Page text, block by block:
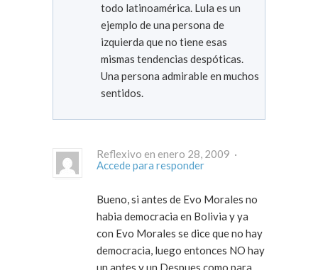
todo latinoamérica. Lula es un
ejemplo de una persona de
izquierda que no tiene esas
mismas tendencias despóticas.
Una persona admirable en muchos
sentidos.
Reflexivo en enero 28, 2009 ·
Accede para responder
Bueno, si antes de Evo Morales no
habia democracia en Bolivia y ya
con Evo Morales se dice que no hay
democracia, luego entonces NO hay
un antes y un Despues como para